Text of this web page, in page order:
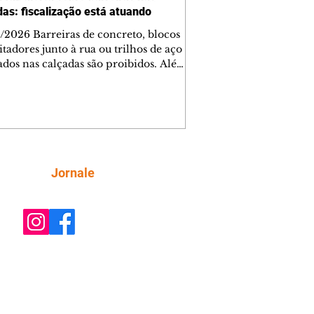
fiscalização está atuando
Barreiras de concreto, blocos
junto à rua ou trilhos de aço
nas calçadas são proibidos. Além
que está intensificando a
sobre as calçadas, o que inclui
Jornale